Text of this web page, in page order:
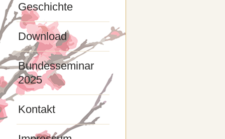
Geschichte
Download
Bundesseminar
2025
Kontakt